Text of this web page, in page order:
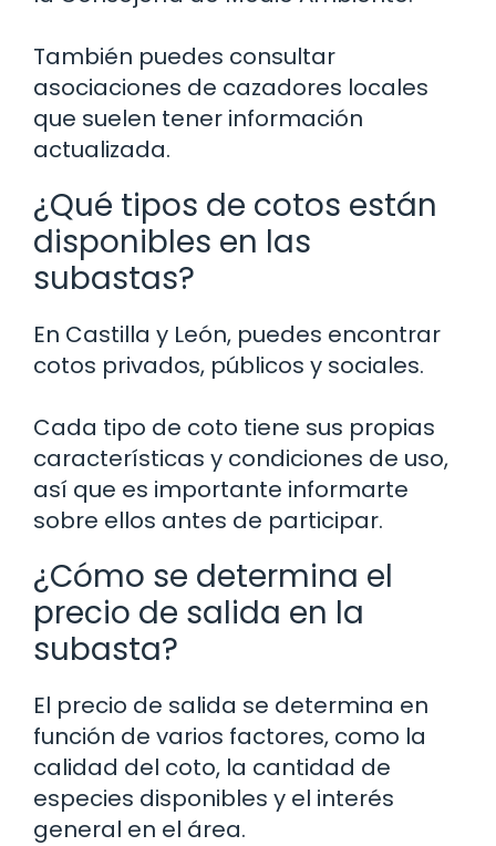
También puedes consultar
asociaciones de cazadores locales
que suelen tener información
actualizada.
¿Qué tipos de cotos están
disponibles en las
subastas?
En Castilla y León, puedes encontrar
cotos privados, públicos y sociales.
Cada tipo de coto tiene sus propias
características y condiciones de uso,
así que es importante informarte
sobre ellos antes de participar.
¿Cómo se determina el
precio de salida en la
subasta?
El precio de salida se determina en
función de varios factores, como la
calidad del coto, la cantidad de
especies disponibles y el interés
general en el área.